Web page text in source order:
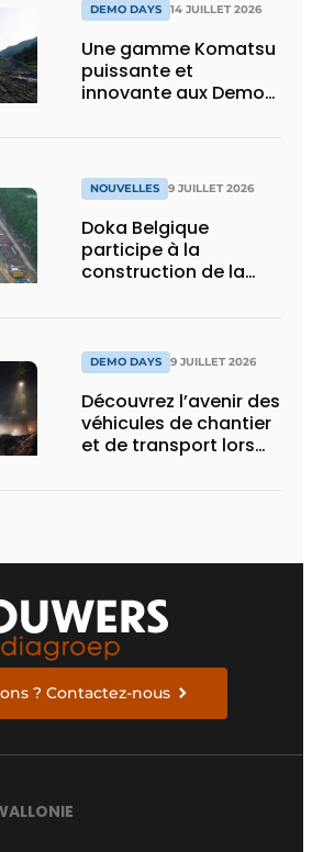
DEMO DAYS 14 JUILLET 2026
Une gamme Komatsu
puissante et
innovante aux Demo
NOUVELLES 9 JUILLET 2026
Doka Belgique
participe à la
construction de la
DEMO DAYS 9 JUILLET 2026
Découvrez l’avenir des
véhicules de chantier
et de transport lors
? Contactez-nous